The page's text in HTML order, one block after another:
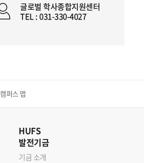
글로벌 학사종합지원센터
TEL : 031-330-4027
캠퍼스 맵
HUFS
발전기금
기금 소개